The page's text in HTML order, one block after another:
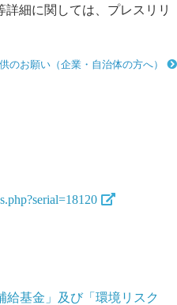
細に関しては、プレスリリ
のお願い（企業・自治体の方へ）
給基金」及び「環境リスク